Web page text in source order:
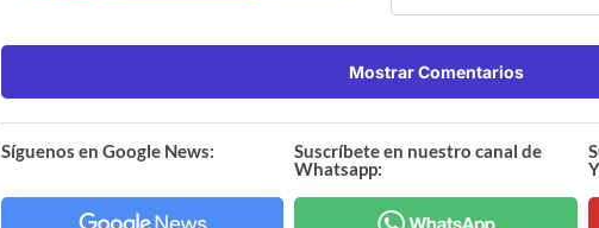
Mostrar Comentarios
Síguenos en Google News:
Suscríbete en nuestro canal de
Whatsapp: